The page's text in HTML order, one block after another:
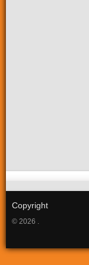
Copyright
© 2026 .